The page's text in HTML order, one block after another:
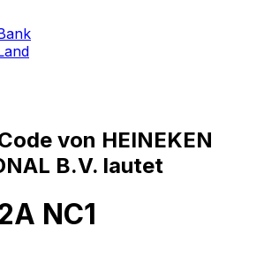
von HEINEKEN
B.V. lautet
NC1